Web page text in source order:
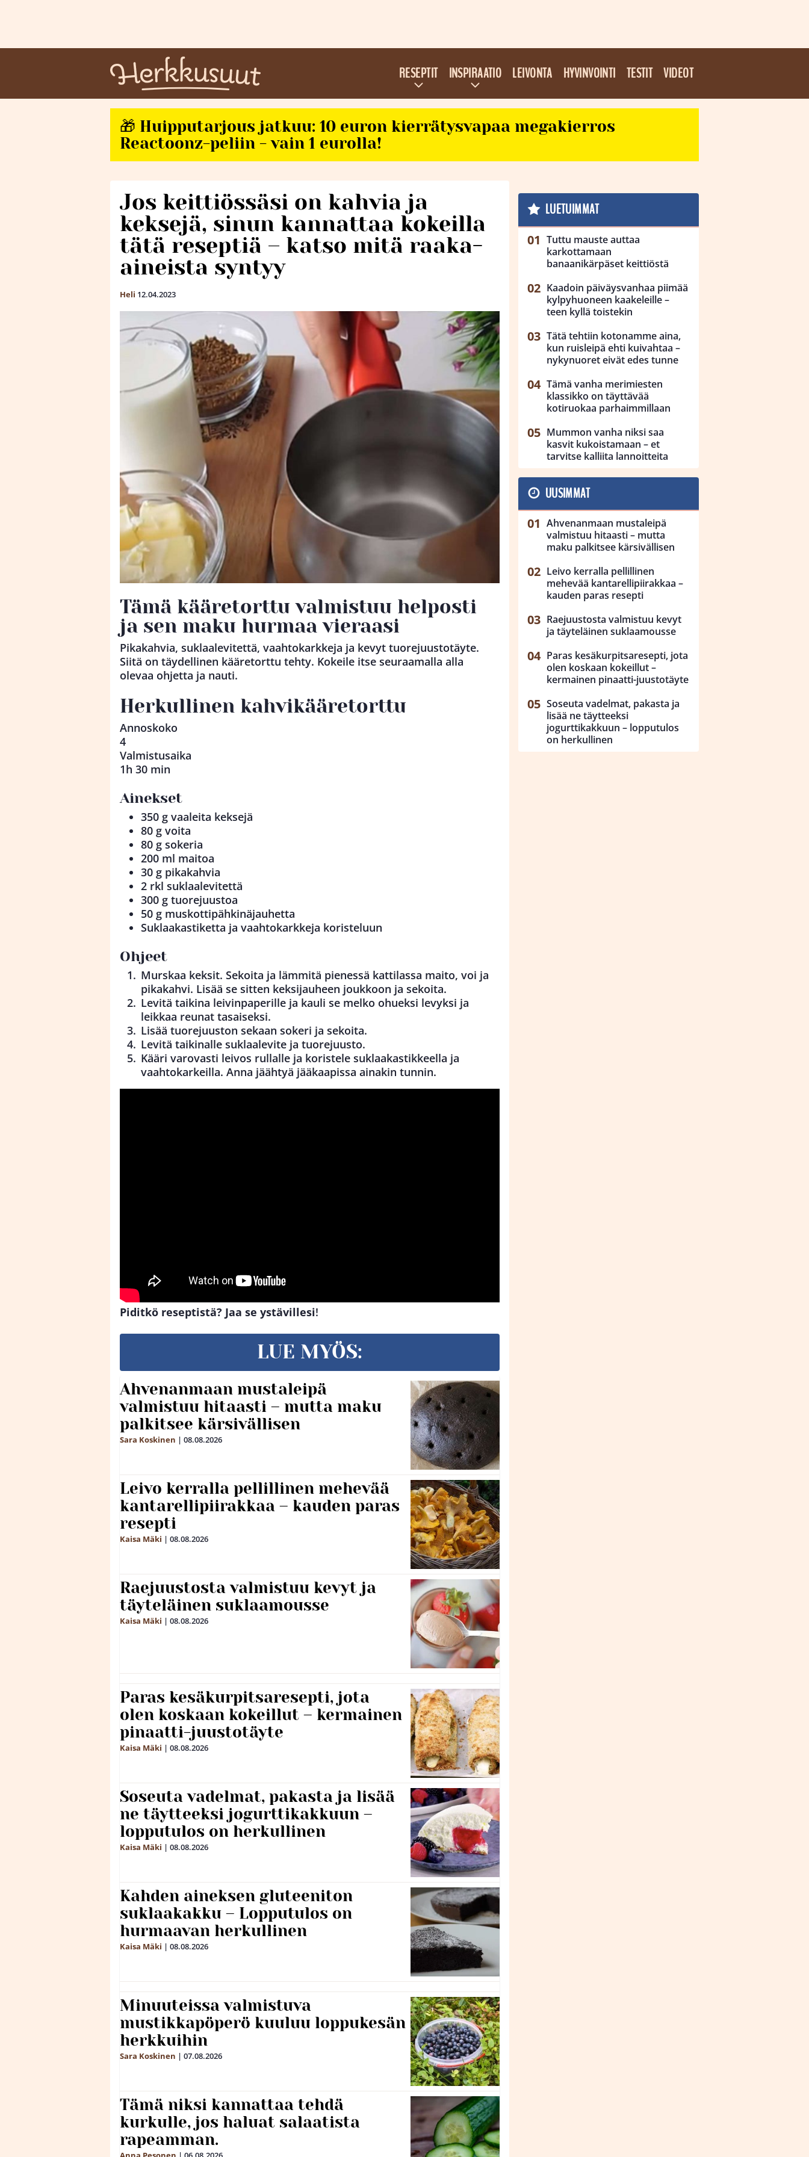
RESEPTIT INSPIRAATIO LEIVONTA HYVINVOINTI TESTIT VIDEOT
🎁 Huipputarjous jatkuu: 10 euron kierrätysvapaa megakierros
Reactoonz-peliin - vain 1 eurolla!
Jos keittiössäsi on kahvia ja
keksejä, sinun kannattaa kokeilla
tätä reseptiä – katso mitä raaka-
aineista syntyy
Heli 12.04.2023
Tämä kääretorttu valmistuu helposti
ja sen maku hurmaa vieraasi
Pikakahvia, suklaalevitettä, vaahtokarkkeja ja kevyt tuorejuustotäyte.
Siitä on täydellinen kääretorttu tehty. Kokeile itse seuraamalla alla
olevaa ohjetta ja nauti.
Herkullinen kahvikääretorttu
Annoskoko
4
Valmistusaika
1h 30 min
Ainekset
350 g vaaleita keksejä
80 g voita
80 g sokeria
200 ml maitoa
30 g pikakahvia
2 rkl suklaalevitettä
300 g tuorejuustoa
50 g muskottipähkinäjauhetta
Suklaakastiketta ja vaahtokarkkeja koristeluun
Ohjeet
Murskaa keksit. Sekoita ja lämmitä pienessä kattilassa maito, voi ja
pikakahvi. Lisää se sitten keksijauheen joukkoon ja sekoita.
Levitä taikina leivinpaperille ja kauli se melko ohueksi levyksi ja
leikkaa reunat tasaiseksi.
Lisää tuorejuuston sekaan sokeri ja sekoita.
Levitä taikinalle suklaalevite ja tuorejuusto.
Kääri varovasti leivos rullalle ja koristele suklaakastikkeella ja
vaahtokarkeilla. Anna jäähtyä jääkaapissa ainakin tunnin.
Piditkö reseptistä? Jaa se ystävillesi!
LUE MYÖS:
Ahvenanmaan mustaleipä
valmistuu hitaasti – mutta maku
palkitsee kärsivällisen
Sara Koskinen | 08.08.2026
Leivo kerralla pellillinen mehevää
kantarellipiirakkaa – kauden paras
resepti
Kaisa Mäki | 08.08.2026
Raejuustosta valmistuu kevyt ja
täyteläinen suklaamousse
Kaisa Mäki | 08.08.2026
Paras kesäkurpitsaresepti, jota
olen koskaan kokeillut – kermainen
pinaatti-juustotäyte
Kaisa Mäki | 08.08.2026
Soseuta vadelmat, pakasta ja lisää
ne täytteeksi jogurttikakkuun –
lopputulos on herkullinen
Kaisa Mäki | 08.08.2026
Kahden aineksen gluteeniton
suklaakakku – Lopputulos on
hurmaavan herkullinen
Kaisa Mäki | 08.08.2026
Minuuteissa valmistuva
mustikkapöperö kuuluu loppukesän
herkkuihin
Sara Koskinen | 07.08.2026
Tämä niksi kannattaa tehdä
kurkulle, jos haluat salaatista
rapeamman.
LUETUIMMAT
Tuttu mauste auttaa
karkottamaan
banaanikärpäset keittiöstä
Kaadoin päiväysvanhaa piimää
kylpyhuoneen kaakeleille –
teen kyllä toistekin
Tätä tehtiin kotonamme aina,
kun ruisleipä ehti kuivahtaa –
nykynuoret eivät edes tunne
Tämä vanha merimiesten
klassikko on täyttävää
kotiruokaa parhaimmillaan
Mummon vanha niksi saa
kasvit kukoistamaan – et
tarvitse kalliita lannoitteita
UUSIMMAT
Ahvenanmaan mustaleipä
valmistuu hitaasti – mutta
maku palkitsee kärsivällisen
Leivo kerralla pellillinen
mehevää kantarellipiirakkaa –
kauden paras resepti
Raejuustosta valmistuu kevyt
ja täyteläinen suklaamousse
Paras kesäkurpitsaresepti, jota
olen koskaan kokeillut –
kermainen pinaatti-juustotäyte
Soseuta vadelmat, pakasta ja
lisää ne täytteeksi
jogurttikakkuun – lopputulos
on herkullinen